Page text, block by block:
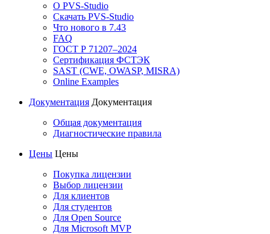
О PVS-Studio
Скачать PVS-Studio
Что нового в 7.43
FAQ
ГОСТ Р 71207–2024
Сертификация ФСТЭК
SAST (CWE, OWASP, MISRA)
Online Examples
Документация Документация
Общая документация
Диагностические правила
Цены Цены
Покупка лицензии
Выбор лицензии
Для клиентов
Для студентов
Для Open Source
Для Microsoft MVP